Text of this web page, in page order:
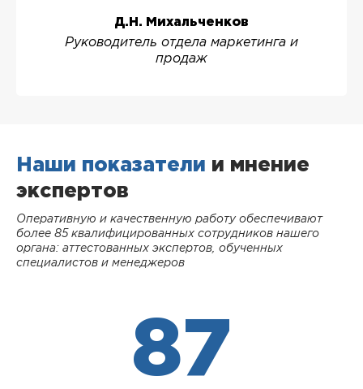
Д.Н. Михальченков
Руководитель отдела маркетинга и
продаж
Наши показатели и мнение
экспертов
Оперативную и качественную работу обеспечивают
более 85 квалифицированных сотрудников нашего
органа: аттестованных экспертов, обученных
специалистов и менеджеров
87